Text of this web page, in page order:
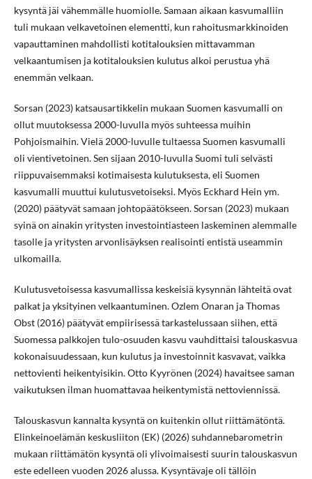
kysyntä jäi vähemmälle huomiolle. Samaan aikaan kasvumalliin
tuli mukaan velkavetoinen elementti, kun rahoitusmarkkinoiden
vapauttaminen mahdollisti kotitalouksien mittavamman
velkaantumisen ja kotitalouksien kulutus alkoi perustua yhä
enemmän velkaan.
Sorsan (2023) katsausartikkelin mukaan Suomen kasvumalli on
ollut muutoksessa 2000-luvulla myös suhteessa muihin
Pohjoismaihin. Vielä 2000-luvulle tultaessa Suomen kasvumalli
oli vientivetoinen. Sen sijaan 2010-luvulla Suomi tuli selvästi
riippuvaisemmaksi kotimaisesta kulutuksesta, eli Suomen
kasvumalli muuttui kulutusvetoiseksi. Myös Eckhard Hein ym.
(2020) päätyvät samaan johtopäätökseen. Sorsan (2023) mukaan
syinä on ainakin yritysten investointiasteen laskeminen alemmalle
tasolle ja yritysten arvonlisäyksen realisointi entistä useammin
ulkomailla.
Kulutusvetoisessa kasvumallissa keskeisiä kysynnän lähteitä ovat
palkat ja yksityinen velkaantuminen. Ozlem Onaran ja Thomas
Obst (2016) päätyvät empiirisessä tarkastelussaan siihen, että
Suomessa palkkojen tulo-osuuden kasvu vauhdittaisi talouskasvua
kokonaisuudessaan, kun kulutus ja investoinnit kasvavat, vaikka
nettovienti heikentyisikin. Otto Kyyrönen (2024) havaitsee saman
vaikutuksen ilman huomattavaa heikentymistä nettoviennissä.
Talouskasvun kannalta kysyntä on kuitenkin ollut riittämätöntä.
Elinkeinoelämän keskusliiton (EK) (2026) suhdannebarometrin
mukaan riittämätön kysyntä oli ylivoimaisesti suurin talouskasvun
este edelleen vuoden 2026 alussa. Kysyntävaje oli tällöin